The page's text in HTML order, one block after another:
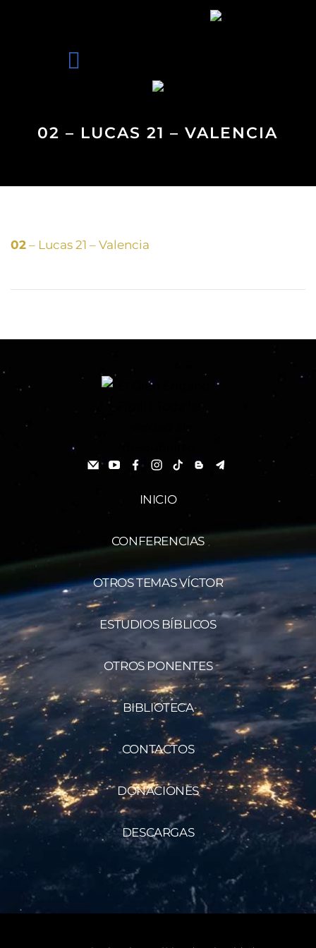
02 – LUCAS 21 – VALENCIA
02 – Lucas 21 – Valencia
INICIO
CONFERENCIAS
OTROS TEMAS VÍCTOR
ESTUDIOS BÍBLICOS
OTROS PONENTES
BIBLIOTECA
CONTACTOS
DONACIONES
DESCARGAS